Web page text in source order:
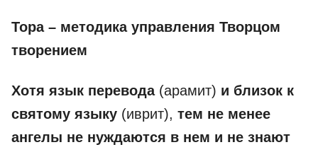
Тора – методика управления Творцом
творением
Хотя язык перевода(арамит) и близок к
святому языку (иврит), тем не менее
ангелы не нуждаются в нем и не знают